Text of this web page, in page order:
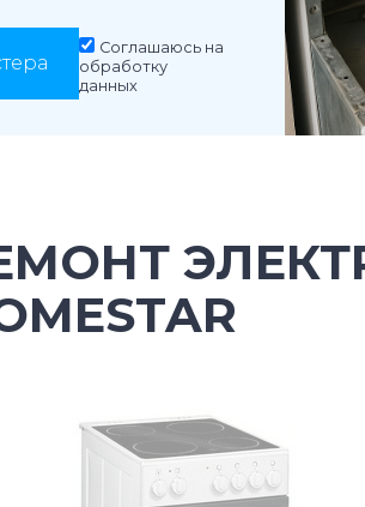
Соглашаюсь на
обработку
данных